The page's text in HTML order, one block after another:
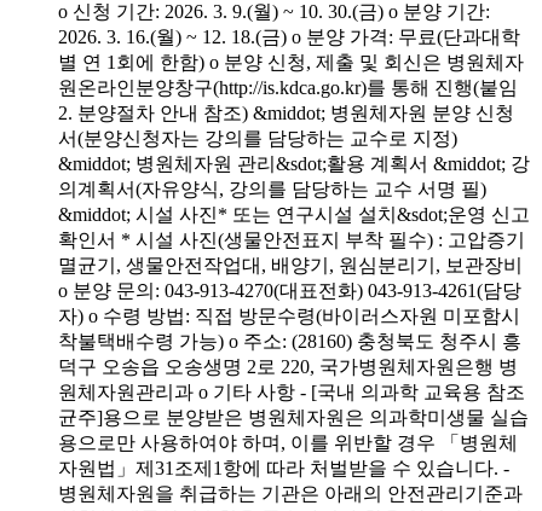
o 신청 기간: 2026. 3. 9.(월) ~ 10. 30.(금) o 분양 기간:
2026. 3. 16.(월) ~ 12. 18.(금) o 분양 가격: 무료(단과대학
별 연 1회에 한함) o 분양 신청, 제출 및 회신은 병원체자
원온라인분양창구(http://is.kdca.go.kr)를 통해 진행(붙임
2. 분양절차 안내 참조) &middot; 병원체자원 분양 신청
서(분양신청자는 강의를 담당하는 교수로 지정)
&middot; 병원체자원 관리&sdot;활용 계획서 &middot; 강
의계획서(자유양식, 강의를 담당하는 교수 서명 필)
&middot; 시설 사진* 또는 연구시설 설치&sdot;운영 신고
확인서 * 시설 사진(생물안전표지 부착 필수) : 고압증기
멸균기, 생물안전작업대, 배양기, 원심분리기, 보관장비
o 분양 문의: 043-913-4270(대표전화) 043-913-4261(담당
자) o 수령 방법: 직접 방문수령(바이러스자원 미포함시
착불택배수령 가능) o 주소: (28160) 충청북도 청주시 흥
덕구 오송읍 오송생명 2로 220, 국가병원체자원은행 병
원체자원관리과 o 기타 사항 - [국내 의과학 교육용 참조
균주]용으로 분양받은 병원체자원은 의과학미생물 실습
용으로만 사용하여야 하며, 이를 위반할 경우 「병원체
자원법」제31조제1항에 따라 처벌받을 수 있습니다. -
병원체자원을 취급하는 기관은 아래의 안전관리기준과